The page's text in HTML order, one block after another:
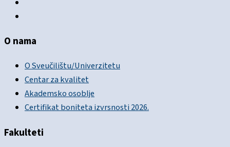
O nama
O Sveučilištu/Univerzitetu
Centar za kvalitet
Akademsko osoblje
Certifikat boniteta izvrsnosti 2026.
Fakulteti